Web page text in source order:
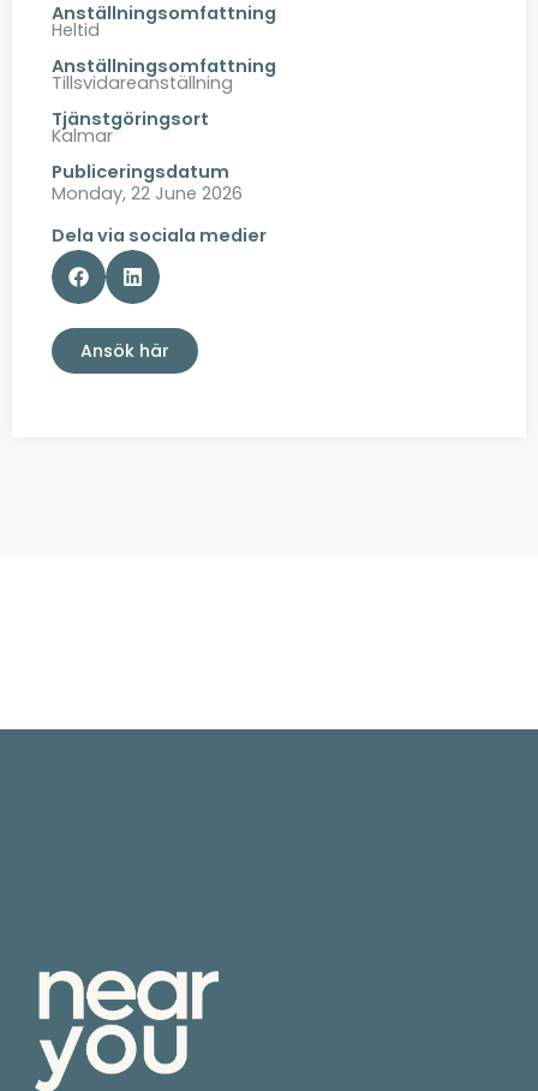
Anställningsomfattning
Heltid
Anställningsomfattning
Tillsvidareanställning
Tjänstgöringsort
Kalmar
Publiceringsdatum
Monday, 22 June 2026
Dela via sociala medier
Ansök här